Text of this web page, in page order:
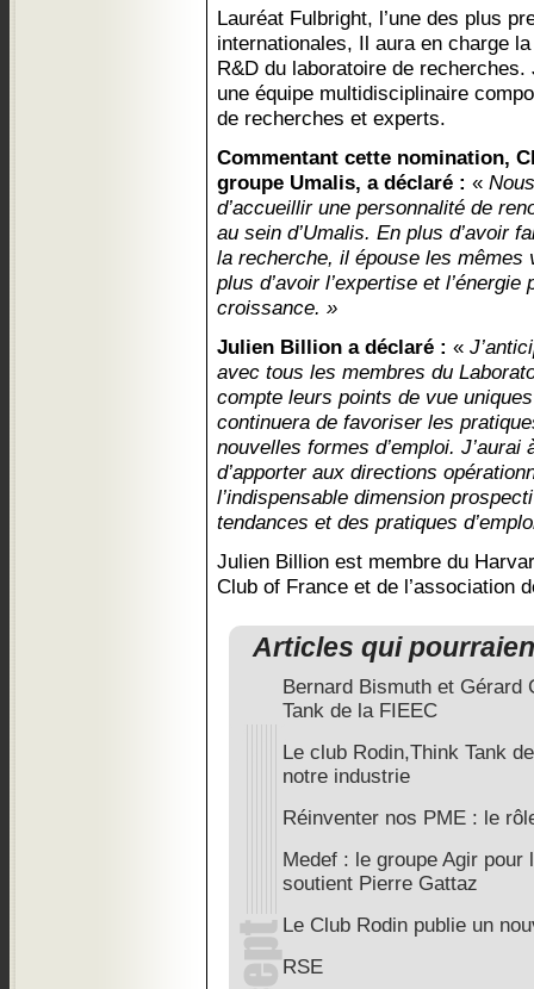
Lauréat Fulbright, l’une des plus
internationales, Il aura en charge
R&D du laboratoire de
une équipe multidisciplinaire
de recherches et experts.
Commentant cette nomination,
groupe Umalis, a déclaré : «
d’accueillir une personnalité de
au sein d’Umalis. En plus d’avoir
la recherche, il épouse les mêmes
plus d’avoir l’expertise et
croissance. »
Julien Billion a déclaré : «
avec tous les membres du
compte leurs points de vue
continuera de favoriser les
nouvelles formes d’emploi.
d’apporter aux directions
l’indispensable dimension
tendances et des pratiques
Julien Billion est membre du
Club of France et de l’association
Articles qui
Bernard Bismuth et Gérard
Tank de la FIEEC
Le club Rodin,Think Tank
notre industrie
Réinventer nos PME : le
Medef : le groupe Agir pour
soutient Pierre Gattaz
Le Club Rodin publie un
RSE